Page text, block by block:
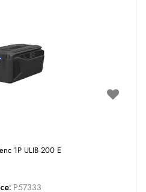
1P ULIB 200 E
P57333